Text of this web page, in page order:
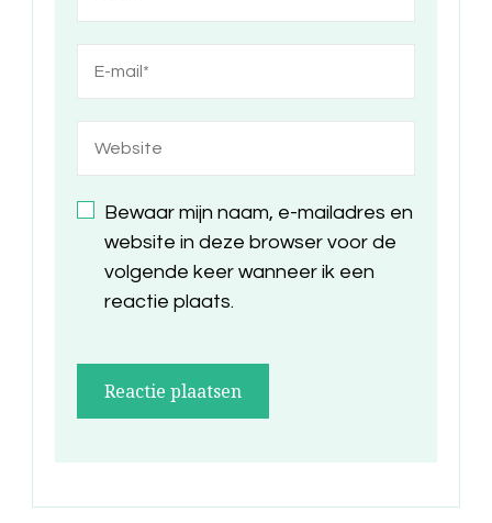
Bewaar mijn naam, e-mailadres en
website in deze browser voor de
volgende keer wanneer ik een
reactie plaats.